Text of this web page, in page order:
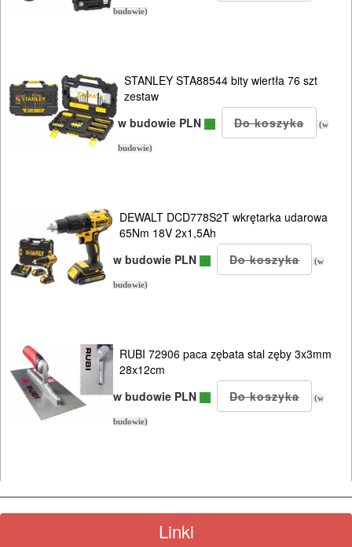
Spalinowe
Akumulatorowe
Ręczne
budowie)
STANLEY STA88544 bity wiertła 76 szt
zestaw
w budowie PLN
(w
budowie)
DEWALT DCD778S2T wkrętarka udarowa
65Nm 18V 2x1,5Ah
w budowie PLN
(w
budowie)
RUBI 72906 paca zębata stal zęby 3x3mm
28x12cm
w budowie PLN
(w
budowie)
Linki